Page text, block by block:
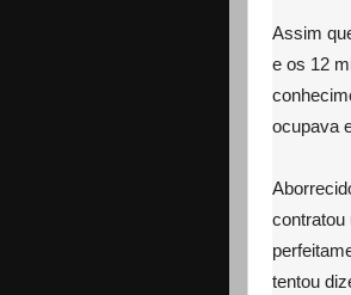
Assim
e os 12
ocupava
contratou
tentou